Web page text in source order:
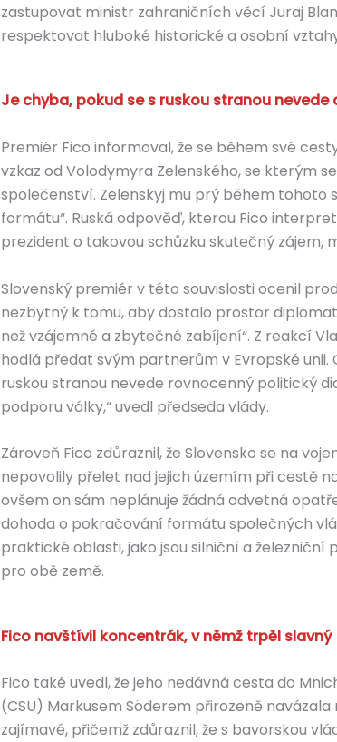
zastupovat ministr zahraničních věcí Juraj
respektovat hluboké historické a osobní
Je chyba, pokud se s ruskou stranou nevede
Premiér Fico informoval, že se během své
vzkaz od Volodymyra Zelenského, se kterým
společenství. Zelenskyj mu prý během tohoto
formátu“. Ruská odpověď, kterou Fico
prezident o takovou schůzku skutečný zájem,
Slovenský premiér v této souvislosti ocenil
nezbytný k tomu, aby dostalo prostor
než vzájemné a zbytečné zabíjení“. Z reakcí
hodlá předat svým partnerům v Evropské unii.
ruskou stranou nevede rovnocenný politický
podporu války,“ uvedl předseda vlády.
Zároveň Fico zdůraznil, že Slovensko se na
nepovolily přelet nad jejich územím při cestě
ovšem on sám neplánuje žádná odvetná
dohoda o pokračování formátu společných
praktické oblasti, jako jsou silniční a
pro obě země.
Fico navštívil koncentrák, v němž trpěl
Fico také uvedl, že jeho nedávná cesta do
(CSU) Markusem Söderem přirozeně
zajímavé, přičemž zdůraznil, že s bavorskou